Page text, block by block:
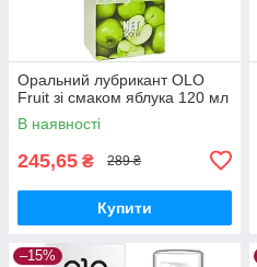
Оральний лубрикант OLO
Fruit зі смаком яблука 120 мл
В наявності
245,65 ₴ 289 ₴
Купити
–15%